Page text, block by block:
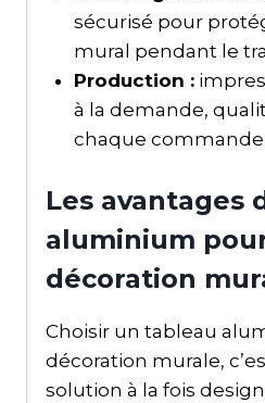
sécurisé pour
mural pendant le
Production :
à la demande,
chaque commande.
Les avantages
aluminium
décoration
Choisir un tableau
décoration murale,
solution à la fois